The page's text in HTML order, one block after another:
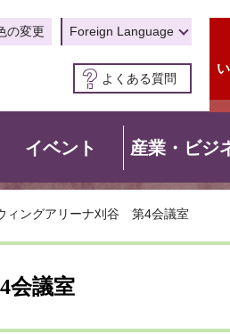
の変更 Foreign Language
よくある質問
イベント 産業・ビジ
ィングアリーナ刈谷 第4会議室
会議室